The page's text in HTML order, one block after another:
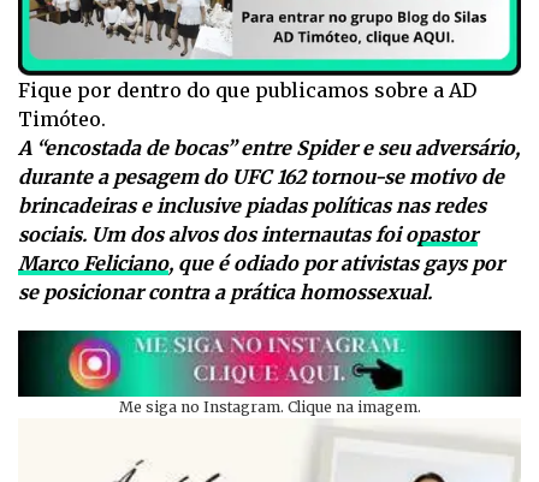
Fique por dentro do que publicamos sobre a AD
Timóteo.
A “encostada de bocas” entre Spider e seu adversário,
durante a pesagem do UFC 162 tornou-se motivo de
brincadeiras e inclusive piadas políticas nas redes
sociais. Um dos alvos dos internautas foi opastor
Marco Feliciano, que é odiado por ativistas gays por
se posicionar contra a prática homossexual.
Me siga no Instagram. Clique na imagem.